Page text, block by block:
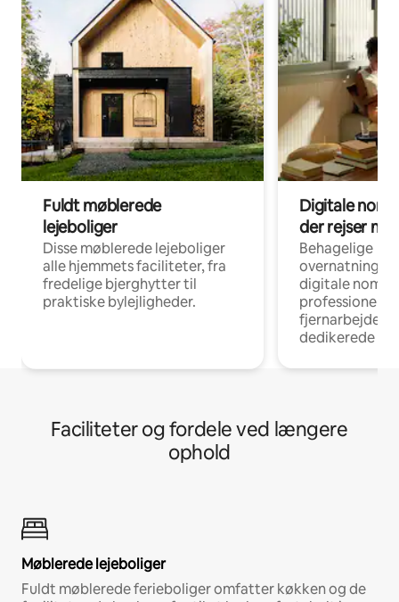
Fuldt møblerede
lejeboliger
Disse møblerede lejeboliger
alle hjemmets faciliteter, fra
fredelige bjerghytter til
praktiske bylejligheder.
Digitale
der rejser
Behagelige
digitale
professionelle
fjernarbejde,
dedikerede
Faciliteter og fordele ved længere
ophold
Møblerede lejeboliger
Fuldt møblerede ferieboliger omfatter køkken og de